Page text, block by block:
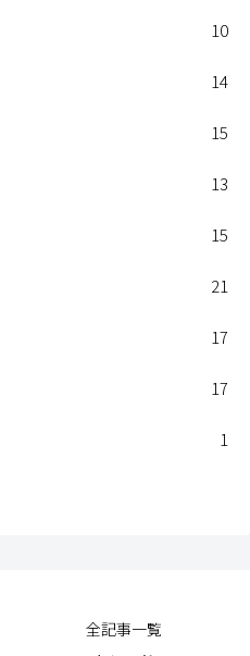
10
14
15
13
15
21
17
17
1
全記事一覧